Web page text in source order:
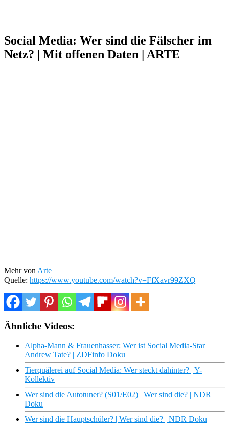
Social Media: Wer sind die Fälscher im
Netz? | Mit offenen Daten | ARTE
Mehr von Arte
Quelle: https://www.youtube.com/watch?v=FfXavr99ZXQ
Ähnliche Videos:
Alpha-Mann & Frauenhasser: Wer ist Social Media-Star
Andrew Tate? | ZDFinfo Doku
Tierquälerei auf Social Media: Wer steckt dahinter? | Y-
Kollektiv
Wer sind die Autotuner? (S01/E02) | Wer sind die? | NDR
Doku
Wer sind die Hauptschüler? | Wer sind die? | NDR Doku